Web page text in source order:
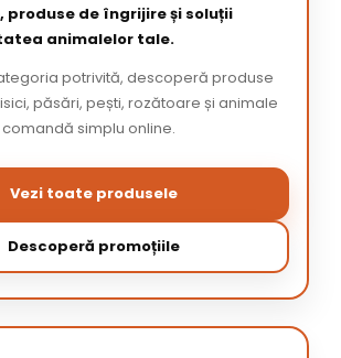
produse de îngrijire și soluții
animalelor tale.
potrivită, descoperă produse
păsări, pești, rozătoare și animale
simplu online.
Vezi toate produsele
Descoperă promoțiile